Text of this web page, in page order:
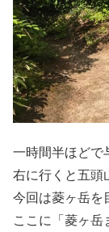
一時間半ほどで
右に行くと五頭
今回は菱ヶ岳を
ここに「菱ヶ岳